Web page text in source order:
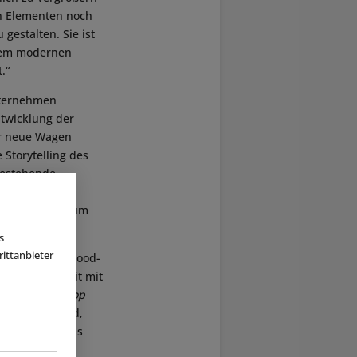
noch
gestalten. Sie ist
modernen
der
Wagen
des
visuelle
Parks zum
mit Hollywood-
mit
Full Stop
sind,
das
Für die